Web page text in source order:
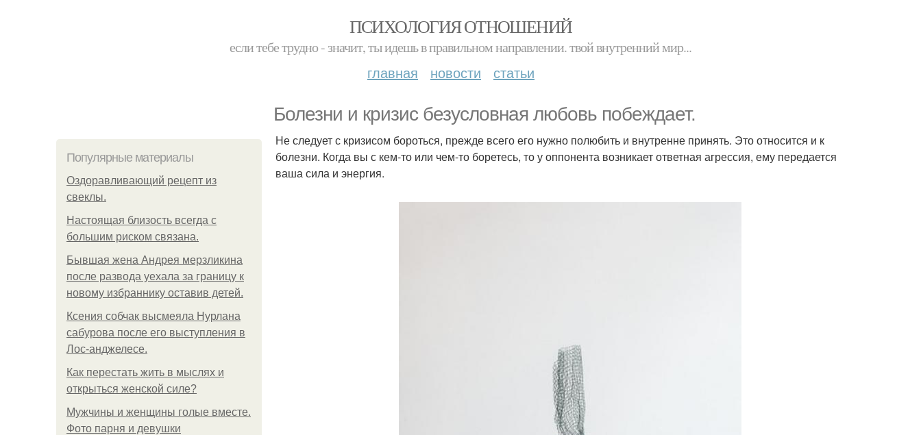
ПСИХОЛОГИЯ ОТНОШЕНИЙ
если тебе трудно - значит, ты идешь в правильном направлении. твой внутренний мир...
главная новости статьи
Болезни и кризис безусловная любовь побеждает.
Популярные материалы
Оздоравливающий рецепт из
свеклы.
Hacтоящая близость всегда с
большим риском связана.
Бывшая жена Андрея мерзликина
после развода уехала за границу к
новому избраннику оставив детей.
Ксения собчак высмеяла Нурлана
сабурова после его выступления в
Лос-анджелесе.
Как перестать жить в мыслях и
открыться женской силе?
Мужчины и женщины голые вместе.
Фото парня и девушки
Не следует с кризисом бороться, прежде всего его нужно полюбить и внутренне принять. Это относится и к
болезни. Когда вы с кем-то или чем-то боретесь, то у оппонента возникает ответная агрессия, ему передается
ваша сила и энергия.